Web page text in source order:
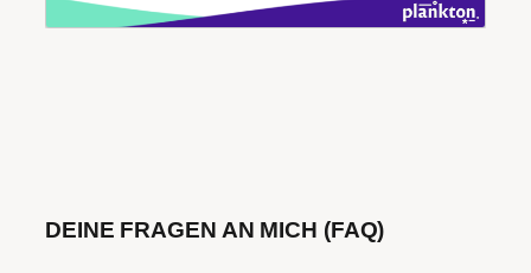
DEINE FRAGEN AN MICH (FAQ)